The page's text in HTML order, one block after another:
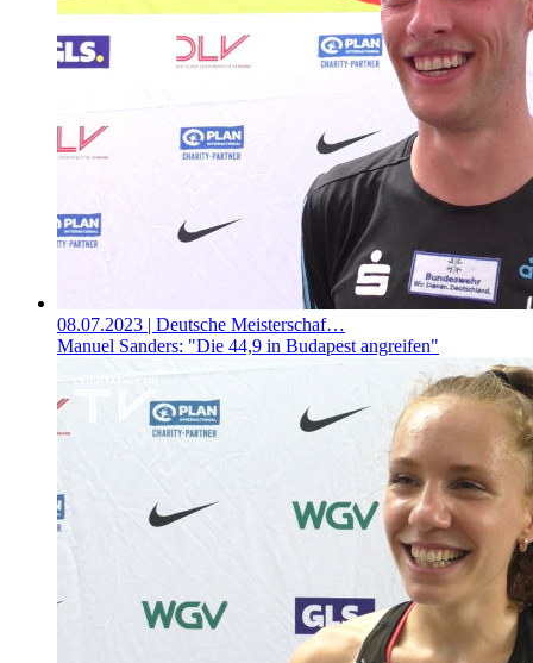
08.07.2023 | Deutsche Meisterschaf…
Manuel Sanders: "Die 44,9 in Budapest angreifen"